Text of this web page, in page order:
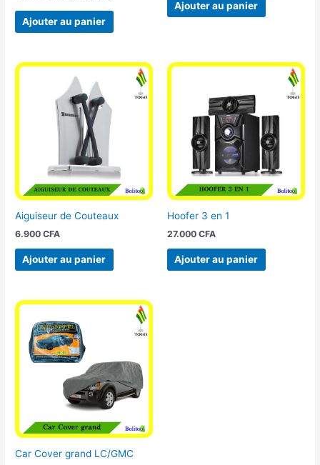
Ajouter au panier
Ajouter au panier
Aiguiseur de Couteaux
6.900CFA
Ajouter au panier
Hoofer 3 en 1
27.000 CFA
Ajouter au panier
Car Cover grand LC/GMC